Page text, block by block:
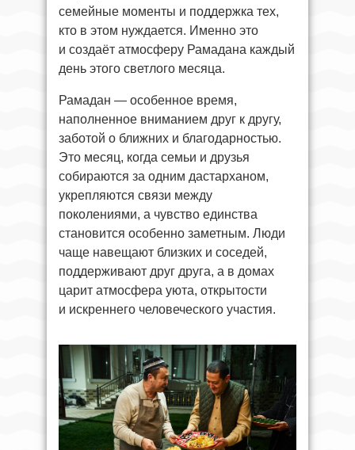
семейные моменты и поддержка тех,
кто в этом нуждается. Именно это
и создаёт атмосферу Рамадана каждый
день этого светлого месяца.
Рамадан — особенное время,
наполненное вниманием друг к другу,
заботой о ближних и благодарностью.
Это месяц, когда семьи и друзья
собираются за одним дастарханом,
укрепляются связи между
поколениями, а чувство единства
становится особенно заметным. Люди
чаще навещают близких и соседей,
поддерживают друг друга, а в домах
царит атмосфера уюта, открытости
и искреннего человеческого участия.